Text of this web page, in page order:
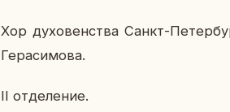
Хор ду­хо­вен­ства Санкт-
Ге­ра­си­мо­ва.
II от­де­ле­ние.